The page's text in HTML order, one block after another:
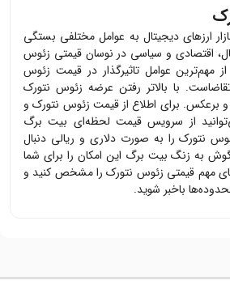
ارزهای دیجیتال به عوامل مختلفی بستگی
اقتصادی و سیاسی در نوسان قیمتی زئوس
از مهم‌ترین عوامل تاثیرگذار در قیمت زئوس
با بالاتر رفتن عرضه زئوس نتورک
برای اطلاع از قیمت زئوس نتورکو
از سرویس قیمت لحظه‌ای بیت برگ
نتورکرا به صورت دلاری و ریالی دنبال
به زنگ بیت برگ این امکان را برای شما
مهم قیمتی زئوس نتورکرا مشخص کنید و
باخبر شوید.